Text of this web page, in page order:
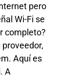
pero
Wi-Fi se
completo?
Aquí es
A